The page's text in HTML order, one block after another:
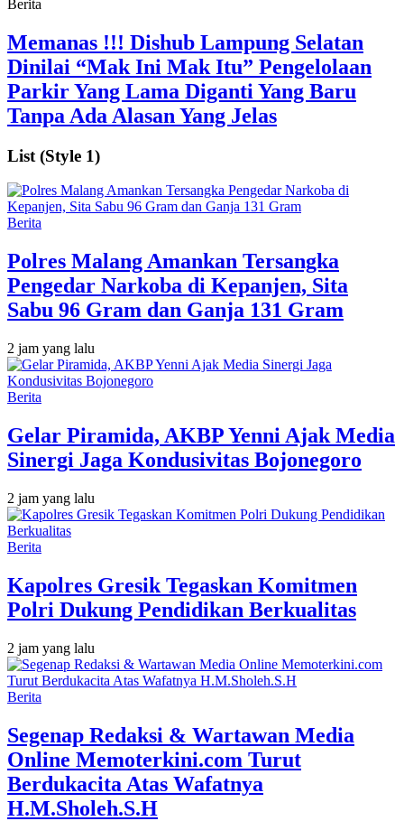
Berita
Memanas !!! Dishub Lampung Selatan
Dinilai “Mak Ini Mak Itu” Pengelolaan
Parkir Yang Lama Diganti Yang Baru
Tanpa Ada Alasan Yang Jelas
List (Style 1)
Berita
Polres Malang Amankan Tersangka
Pengedar Narkoba di Kepanjen, Sita
Sabu 96 Gram dan Ganja 131 Gram
2 jam yang lalu
Berita
Gelar Piramida, AKBP Yenni Ajak Media
Sinergi Jaga Kondusivitas Bojonegoro
2 jam yang lalu
Berita
Kapolres Gresik Tegaskan Komitmen
Polri Dukung Pendidikan Berkualitas
2 jam yang lalu
Berita
Segenap Redaksi & Wartawan Media
Online Memoterkini.com Turut
Berdukacita Atas Wafatnya
H.M.Sholeh.S.H